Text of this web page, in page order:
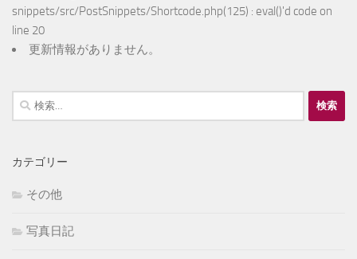
snippets/src/PostSnippets/Shortcode.php(125) : eval()'d code on
line 20
更新情報がありません。
検
索:
カテゴリー
その他
写真日記